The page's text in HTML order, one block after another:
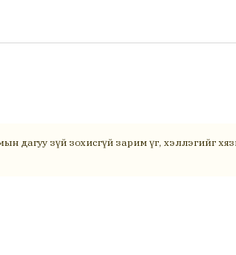
дагуу зүй зохисгүй зарим үг, хэллэгийг